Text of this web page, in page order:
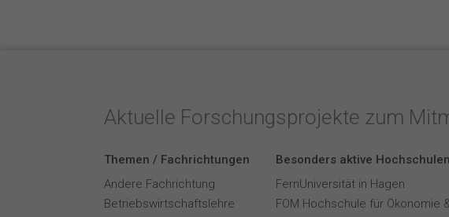
Aktuelle Forschungsprojekte zum
Themen / Fachrichtungen
Andere Fachrichtung
Betriebswirtschaftslehre
Besonders aktive Hochschulen
FernUniversität in Hagen
FOM Hochschule für Ökonomie